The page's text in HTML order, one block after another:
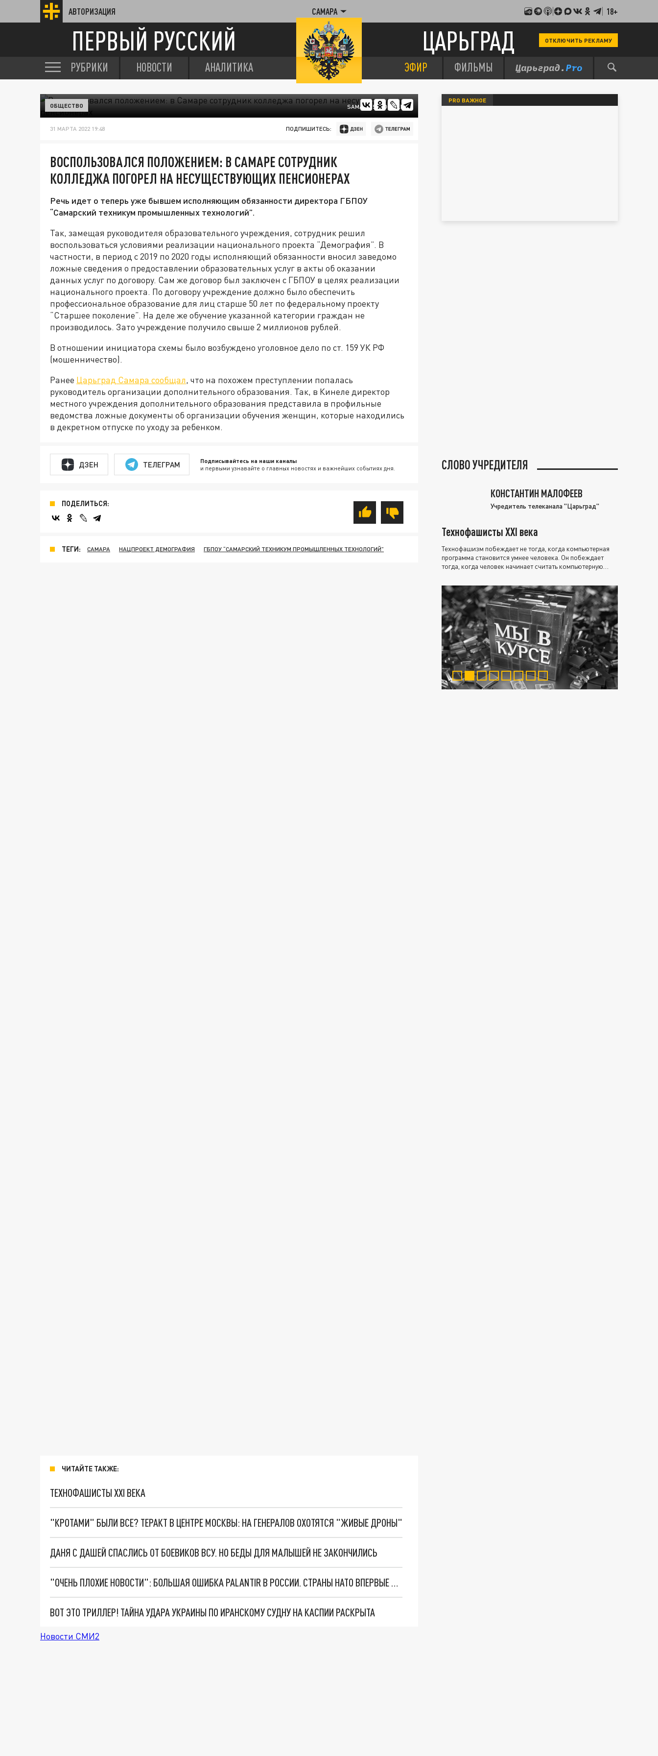
АВТОРИЗАЦИЯ САМАРА 18+
ПЕРВЫЙ РУССКИЙ ЦАРЬГРАД ОТКЛЮЧИТЬ РЕКЛАМУ
РУБРИКИ НОВОСТИ АНАЛИТИКА ЭФИР ФИЛЬМЫ
SAMARA.SLEDCOM.RU
ОБЩЕСТВО
31 МАРТА 2022 19:48 ПОДПИШИТЕСЬ:
ВОСПОЛЬЗОВАЛСЯ ПОЛОЖЕНИЕМ: В САМАРЕ СОТРУДНИК
КОЛЛЕДЖА ПОГОРЕЛ НА НЕСУЩЕСТВУЮЩИХ ПЕНСИОНЕРАХ
Речь идет о теперь уже бывшем исполняющим обязанности директора ГБПОУ
“Самарский техникум промышленных технологий”.
Так, замещая руководителя образовательного учреждения, сотрудник решил
воспользоваться условиями реализации национального проекта “Демография”. В
частности, в период с 2019 по 2020 годы исполняющий обязанности вносил заведомо
ложные сведения о предоставлении образовательных услуг в акты об оказании
данных услуг по договору. Сам же договор был заключен с ГБПОУ в целях реализации
национального проекта. По договору учреждение должно было обеспечить
профессиональное образование для лиц старше 50 лет по федеральному проекту
“Старшее поколение”. На деле же обучение указанной категории граждан не
производилось. Зато учреждение получило свыше 2 миллионов рублей.
В отношении инициатора схемы было возбуждено уголовное дело по ст. 159 УК РФ
(мошенничество).
Ранее Царьград Самара сообщал, что на похожем преступлении попалась
руководитель организации дополнительного образования. Так, в Кинеле директор
местного учреждения дополнительного образования представила в профильные
ведомства ложные документы об организации обучения женщин, которые находились
в декретном отпуске по уходу за ребенком.
ДЗЕН ТЕЛЕГРАМ Подписывайтесь на наши каналы
и первыми узнавайте о главных новостях и важнейших событиях дня.
ПОДЕЛИТЬСЯ:
ТЕГИ: САМАРА НАЦПРОЕКТ ДЕМОГРАФИЯ ГБПОУ “САМАРСКИЙ ТЕХНИКУМ ПРОМЫШЛЕННЫХ ТЕХНОЛОГИЙ”
ЧИТАЙТЕ ТАКЖЕ:
ТЕХНОФАШИСТЫ XXI ВЕКА
"КРОТАМИ" БЫЛИ ВСЕ? ТЕРАКТ В ЦЕНТРЕ МОСКВЫ: НА ГЕНЕРАЛОВ ОХОТЯТСЯ "ЖИВЫЕ ДРОНЫ"
ДАНЯ С ДАШЕЙ СПАСЛИСЬ ОТ БОЕВИКОВ ВСУ. НО БЕДЫ ДЛЯ МАЛЫШЕЙ НЕ ЗАКОНЧИЛИСЬ
"ОЧЕНЬ ПЛОХИЕ НОВОСТИ": БОЛЬШАЯ ОШИБКА PALANTIR В РОССИИ. СТРАНЫ НАТО ВПЕРВЫЕ ЗА СВО ОСТАНОВИЛИ ПОСТАВКИ ОРУЖИЯ. ВСУ ТЕРЯЮТ ПРИГРАНИЧЬЕ?
ВОТ ЭТО ТРИЛЛЕР! ТАЙНА УДАРА УКРАИНЫ ПО ИРАНСКОМУ СУДНУ НА КАСПИИ РАСКРЫТА
Новости СМИ2
PRO ВАЖНОЕ
СЛОВО УЧРЕДИТЕЛЯ
КОНСТАНТИН МАЛОФЕЕВ
Учредитель телеканала "Царьград"
Технофашисты XXI века
Технофашизм побеждает не тогда, когда компьютерная
программа становится умнее человека. Он побеждает
тогда, когда человек начинает считать компьютерную